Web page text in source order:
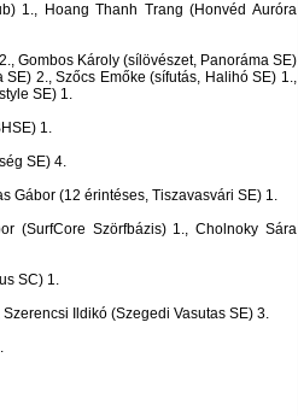
1., Hoang Thanh Trang (Honvéd Auróra
Gombos Károly (sílövészet, Panoráma SE)
2., Szőcs Emőke (sífutás, Halihó SE) 1.,
SE) 1.
1.
SE) 4.
Gábor (12 érintéses, Tiszavasvári SE) 1.
(SurfCore Szörfbázis) 1., Cholnoky Sára
SC) 1.
Ildikó (Szegedi Vasutas SE) 3.